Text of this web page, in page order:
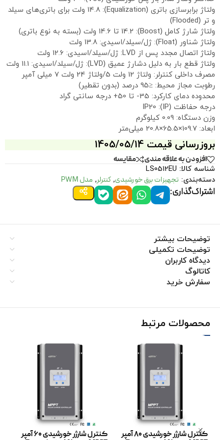
ولتاژ برابرسازی باتری (Equalization): 14.8 ولت برای باتری‌های سیلد
و تر (Flooded)
ولتاژ شارژ کامل (Boost): 14.2 تا 14.6 ولت (بسته به نوع باتری)
ولتاژ شناور (Float): ژل/سیلد/اسیدی: 13.8 ولت
ولتاژ اتصال مجدد پس از LVD: ژل/سیلد/اسیدی: 12.6 ولت
ولتاژ قطع بار به دلیل دشارژ عمیق (LVD): ژل/سیلد/اسیدی: 11.1 ولت
مصرف داخلی کنترلر: ولتاژ 12 ولت 5/ولتاژ 24 ولت 7 میلی آمپر
رطوبت مجاز محیط: ≤95 درصد (بدون تقطیر)
محدوده دمای کارکرد: 35- تا 50+ درجه سانتی گراد
درجه حفاظت (IP): IP20
وزن دستگاه: 0.09 کیلوگرم
ابعاد: 109.7×65.5×20.8 میلی‌متر
بروزرسانی قیمت 1405/05/14
افزودن به علاقه مندی مقايسه
شناسه کالا: LS0512EU
دسته‌بندی: تجهیزات برق خورشیدی, کنترلر, مدل PWM
اشتراک‌گذاری:
توضیحات بیشتر
توضیحات تکمیلی
دیدگاه کاربران
کاتالوگ
سفارش خرید
محصولات مرتبط
کنترل شارژر خورشیدی 80 آمپر کنترل شارژر خورشیدی 60 آمپر